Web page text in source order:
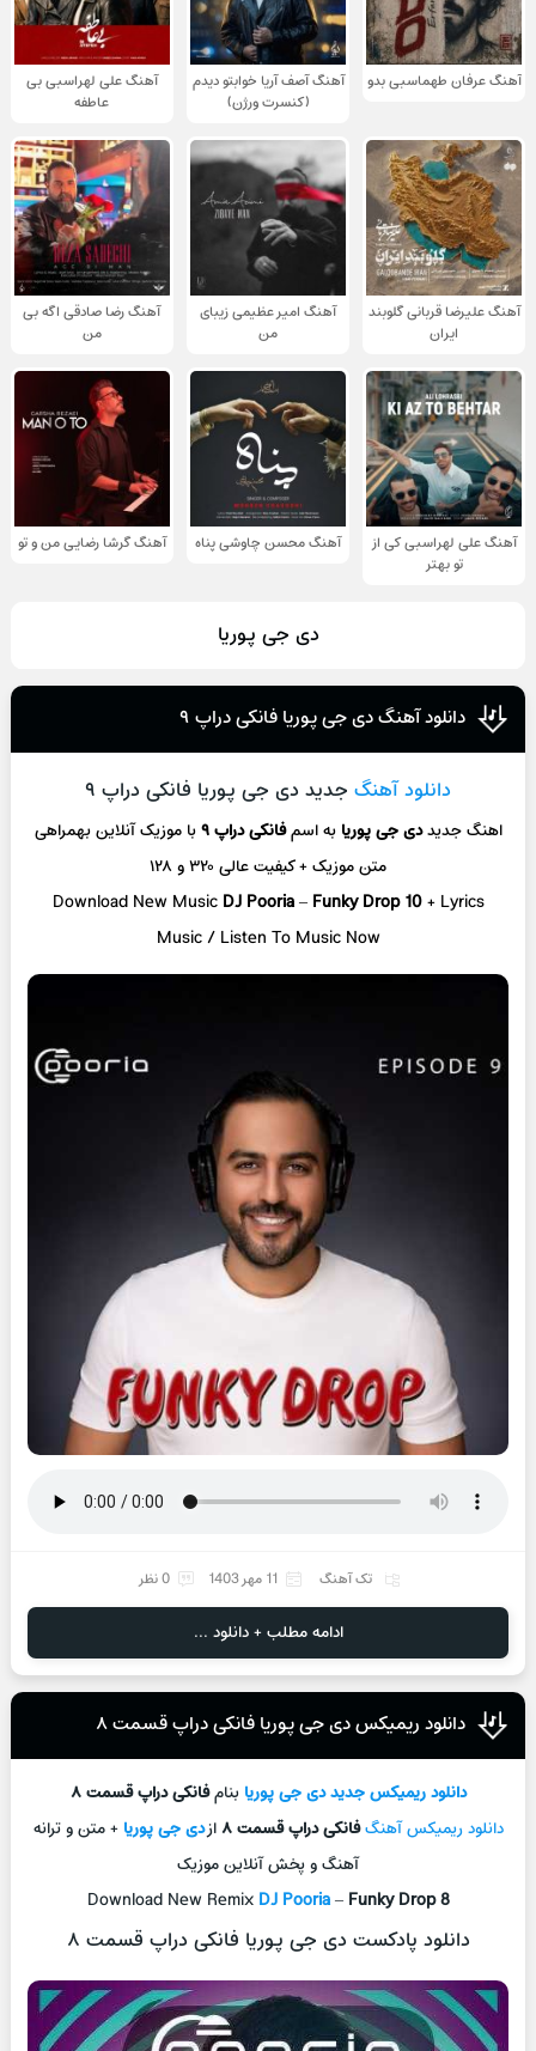
آهنگ عرفان طهماسبی بدو
آهنگ آصف آریا خوابتو دیدم
(کنسرت ورژن)
آهنگ علی لهراسبی بی
عاطفه
آهنگ علیرضا قربانی گلوبند
ایران
آهنگ امیر عظیمی زیبای
من
آهنگ رضا صادقی اگه بی
من
آهنگ علی لهراسبی کی از
تو ‌بهتر
آهنگ محسن چاوشی پناه آهنگ گرشا رضایی من و تو
دی جی پوریا
دانلود آهنگ دی جی پوریا فانکی دراپ ۹
دانلود آهنگ جدید دی جی پوریا فانکی دراپ ۹
اهنگ جدیددی جی پوریابه اسمفانکی دراپ ۹ با موزیک آنلاینبهمراهی
متن موزیک + کیفیت عالی ۳۲۰ و ۱۲۸
Download New Music DJ Pooria–Funky Drop 10+ Lyrics
Music / Listen To Music Now
تک آهنگ 11 مهر 1403 0 نظر
ادامه مطلب + دانلود ...
دانلود ریمیکس دی جی پوریا فانکی دراپ قسمت ۸
دانلود ریمیکس جدیددی جی پوریابنامفانکی دراپ قسمت ۸
دانلود ریمیکس آهنگفانکی دراپ قسمت ۸ ازدی جی پوریا+ متن و ترانه
آهنگ و پخش آنلاین موزیک
Download New Remix DJ Pooria– Funky Drop 8
دانلود پادکست دی جی پوریا فانکی دراپ قسمت ۸